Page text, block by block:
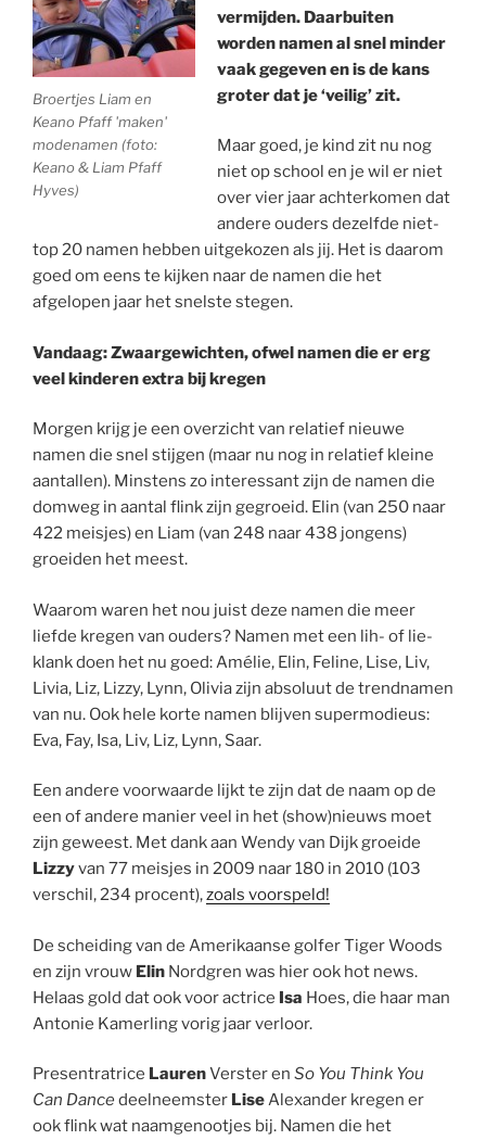
Broertjes Liam en
Keano Pfaff 'maken'
modenamen (foto:
Keano & Liam Pfaff
Hyves)
vermijden. Daarbuiten
worden namen al snel minder
vaak gegeven en is de kans
groter dat je ‘veilig’ zit.
Maar goed, je kind zit nu nog
niet op school en je wil er niet
over vier jaar achterkomen dat
andere ouders dezelfde niet-
top 20 namen hebben uitgekozen als jij. Het is daarom
goed om eens te kijken naar de namen die het
afgelopen jaar het snelste stegen.
Vandaag: Zwaargewichten, ofwel namen die er erg
veel kinderen extra bij kregen
Morgen krijg je een overzicht van relatief nieuwe
namen die snel stijgen (maar nu nog in relatief kleine
aantallen). Minstens zo interessant zijn de namen die
domweg in aantal flink zijn gegroeid. Elin (van 250 naar
422 meisjes) en Liam (van 248 naar 438 jongens)
groeiden het meest.
Waarom waren het nou juist deze namen die meer
liefde kregen van ouders? Namen met een lih- of lie-
klank doen het nu goed: Amélie, Elin, Feline, Lise, Liv,
Livia, Liz, Lizzy, Lynn, Olivia zijn absoluut de trendnamen
van nu. Ook hele korte namen blijven supermodieus:
Eva, Fay, Isa, Liv, Liz, Lynn, Saar.
Een andere voorwaarde lijkt te zijn dat de naam op de
een of andere manier veel in het (show)nieuws moet
zijn geweest. Met dank aan Wendy van Dijk groeide
Lizzyvan 77 meisjes in 2009 naar 180 in 2010 (103
verschil, 234 procent),zoals voorspeld!
De scheiding van de Amerikaanse golfer Tiger Woods
en zijn vrouw Elin Nordgren was hier ook hot news.
Helaas gold dat ook voor actrice Isa Hoes, die haar man
Antonie Kamerling vorig jaar verloor.
Presentratrice LaurenVerster en So You Think You
Can Dancedeelneemster LiseAlexander kregen er
ook flink wat naamgenootjes bij. Namen die het